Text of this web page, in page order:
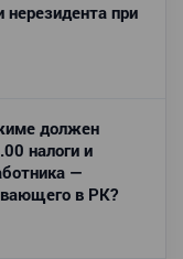
при
должен
налоги и
—
в РК?